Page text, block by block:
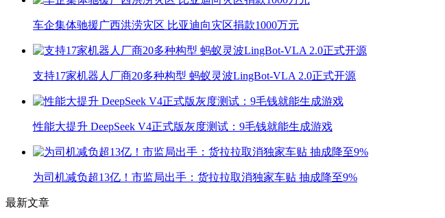
车企集体驰援广西洪涝灾区 比亚迪向灾区捐款1000万元
支持17家机器人厂商20多种构型 蚂蚁灵波LingBot-VLA 2.0正式开源
性能大提升 DeepSeek V4正式版灰度测试：9毛钱就能生成游戏
为司机减负超13亿！市监局出手：货拉拉取消独家车贴 抽成降至9%
最新文章